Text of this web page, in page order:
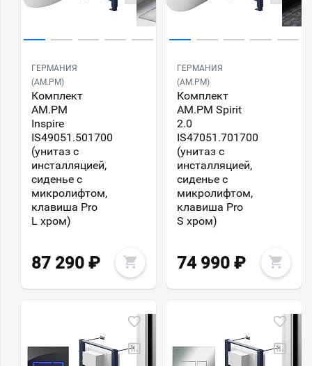
ГЕРМАНИЯ
(AM.PM)
Комплект
AM.PM
Inspire
IS49051.501700
(унитаз с
инсталляцией,
сиденье с
микролифтом,
клавиша Pro
L хром)
87 290 ₽
ГЕРМАНИЯ
(AM.PM)
Комплект
AM.PM Spirit
2.0
IS47051.701700
(унитаз с
инсталляцией,
сиденье с
микролифтом,
клавиша Pro
S хром)
74 990 ₽